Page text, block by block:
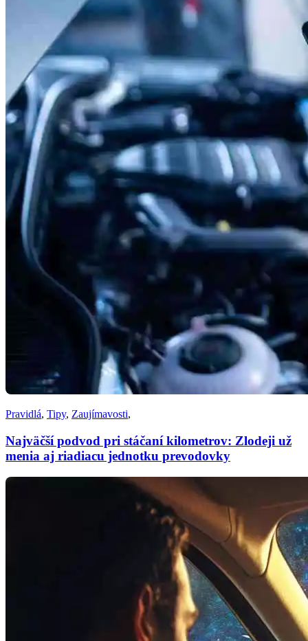
Pravidlá, Tipy, Zaujímavosti,
Najväčší podvod pri stáčaní kilometrov: Zlodeji už
menia aj riadiacu jednotku prevodovky